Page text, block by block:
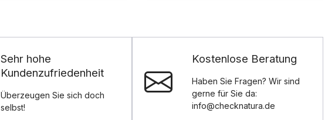
Sehr hohe
Kundenzufriedenheit
Überzeugen Sie sich doch
selbst!
Kostenlose Beratung
Haben Sie Fragen? Wir sind
gerne für Sie da:
info@checknatura.de